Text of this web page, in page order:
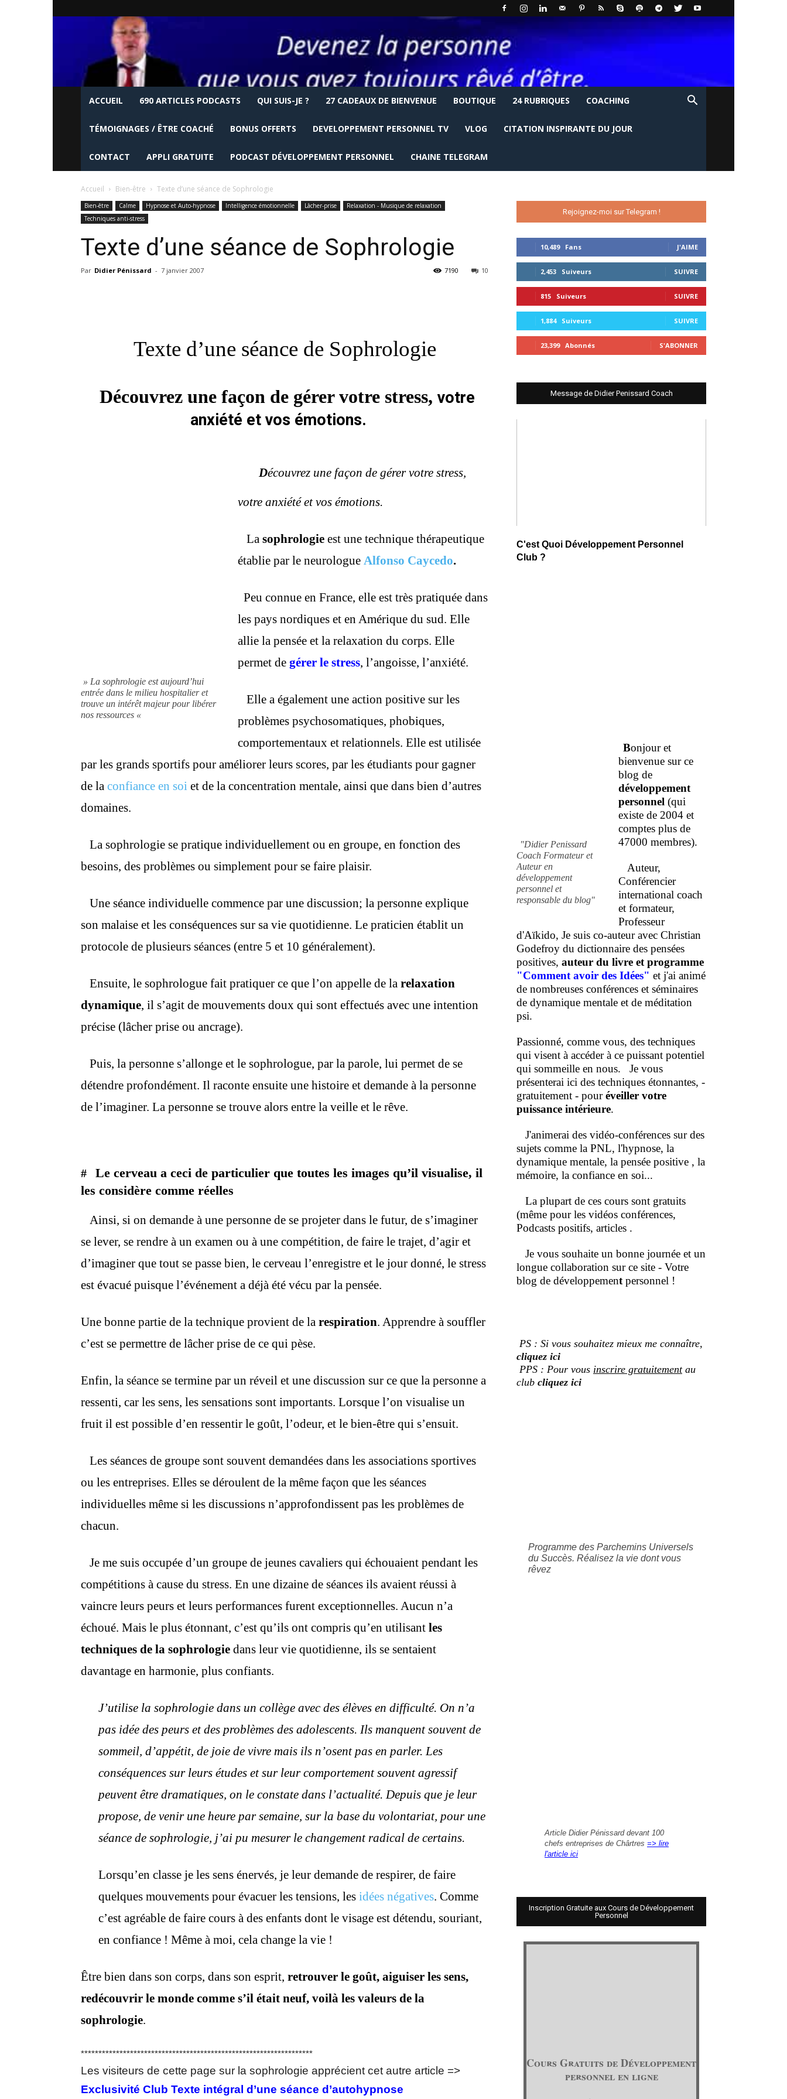
ACCUEIL 690 ARTICLES PODCASTS QUI SUIS-JE ? 27 CADEAUX DE BIENVENUE BOUTIQUE 24 RUBRIQUES COACHING
TÉMOIGNAGES / ÊTRE COACHÉ BONUS OFFERTS DEVELOPPEMENT PERSONNEL TV VLOG CITATION INSPIRANTE DU JOUR
CONTACT APPLI GRATUITE PODCAST DÉVELOPPEMENT PERSONNEL CHAINE TELEGRAM
Accueil Bien-être Texte d’une séance de Sophrologie
Bien-être Calme Hypnose et Auto-hypnose Intelligence émotionnelle Lâcher-prise
Relaxation - Musique de relaxation
Techniques anti-stress
Texte d’une séance de Sophrologie
Par Didier Pénissard - 7 janvier 2007 10
7190
Texte d’une séance de Sophrologie
Découvrez une façon de gérer votre stress, votre
anxiété et vos émotions.
» La sophrologie est aujourd’hui
entrée dans le milieu hospitalier et
trouve un intérêt majeur pour libérer
nos ressources «
Découvrez une façon de gérer votre stress,
votre anxiété et vos émotions.
La sophrologie est une technique thérapeutique
établie par le neurologue Alfonso Caycedo.
Peu connue en France, elle est très pratiquée dans
les pays nordiques et en Amérique du sud. Elle
allie la pensée et la relaxation du corps. Elle
permet de gérer le stress, l’angoisse, l’anxiété.
Elle a également une action positive sur les
problèmes psychosomatiques, phobiques,
comportementaux et relationnels. Elle est utilisée
par les grands sportifs pour améliorer leurs scores, par les étudiants pour gagner
de la confiance en soi et de la concentration mentale, ainsi que dans bien d’autres
domaines.
La sophrologie se pratique individuellement ou en groupe, en fonction des
besoins, des problèmes ou simplement pour se faire plaisir.
Une séance individuelle commence par une discussion; la personne explique
son malaise et les conséquences sur sa vie quotidienne. Le praticien établit un
protocole de plusieurs séances (entre 5 et 10 généralement).
Ensuite, le sophrologue fait pratiquer ce que l’on appelle de la relaxation
dynamique, il s’agit de mouvements doux qui sont effectués avec une intention
précise (lâcher prise ou ancrage).
Puis, la personne s’allonge et le sophrologue, par la parole, lui permet de se
détendre profondément. Il raconte ensuite une histoire et demande à la personne
de l’imaginer. La personne se trouve alors entre la veille et le rêve.
# Le cerveau a ceci de particulier que toutes les images qu’il visualise, il
les considère comme réelles
Ainsi, si on demande à une personne de se projeter dans le futur, de s’imaginer
se lever, se rendre à un examen ou à une compétition, de faire le trajet, d’agir et
d’imaginer que tout se passe bien, le cerveau l’enregistre et le jour donné, le stress
est évacué puisque l’événement a déjà été vécu par la pensée.
Une bonne partie de la technique provient de la respiration. Apprendre à souffler
c’est se permettre de lâcher prise de ce qui pèse.
Enfin, la séance se termine par un réveil et une discussion sur ce que la personne a
ressenti, car les sens, les sensations sont importants. Lorsque l’on visualise un
fruit il est possible d’en ressentir le goût, l’odeur, et le bien-être qui s’ensuit.
Les séances de groupe sont souvent demandées dans les associations sportives
ou les entreprises. Elles se déroulent de la même façon que les séances
individuelles même si les discussions n’approfondissent pas les problèmes de
chacun.
Je me suis occupée d’un groupe de jeunes cavaliers qui échouaient pendant les
compétitions à cause du stress. En une dizaine de séances ils avaient réussi à
vaincre leurs peurs et leurs performances furent exceptionnelles. Aucun n’a
échoué. Mais le plus étonnant, c’est qu’ils ont compris qu’en utilisant les
techniques de la sophrologie dans leur vie quotidienne, ils se sentaient
davantage en harmonie, plus confiants.
J’utilise la sophrologie dans un collège avec des élèves en difficulté. On n’a
pas idée des peurs et des problèmes des adolescents. Ils manquent souvent de
sommeil, d’appétit, de joie de vivre mais ils n’osent pas en parler. Les
conséquences sur leurs études et sur leur comportement souvent agressif
peuvent être dramatiques, on le constate dans l’actualité. Depuis que je leur
propose, de venir une heure par semaine, sur la base du volontariat, pour une
séance de sophrologie, j’ai pu mesurer le changement radical de certains.
Lorsqu’en classe je les sens énervés, je leur demande de respirer, de faire
quelques mouvements pour évacuer les tensions, les idées négatives. Comme
c’est agréable de faire cours à des enfants dont le visage est détendu, souriant,
en confiance ! Même à moi, cela change la vie !
Être bien dans son corps, dans son esprit, retrouver le goût, aiguiser les sens,
redécouvrir le monde comme s’il était neuf, voilà les valeurs de la
sophrologie.
******************************************************************
Les visiteurs de cette page sur la sophrologie apprécient cet autre article =>
Exclusivité Club Texte intégral d’une séance d’autohypnose
Rejoignez-moi sur Telegram !
10,489 Fans J'AIME
2,453 Suiveurs SUIVRE
815 Suiveurs SUIVRE
1,884 Suiveurs SUIVRE
23,399 Abonnés S'ABONNER
Message de Didier Penissard Coach
C'est Quoi Développement Personnel
Club ?
"Didier Penissard
Coach Formateur et
Auteur en
développement
personnel et
responsable du blog"
Bonjour et
bienvenue sur ce
blog de
développement
personnel (qui
existe de 2004 et
comptes plus de
47000 membres).
Auteur,
Conférencier
international coach
et formateur,
Professeur
d'Aïkido, Je suis co-auteur avec Christian
Godefroy du dictionnaire des pensées
positives, auteur du livre et programme
"Comment avoir des Idées" et j'ai animé
de nombreuses conférences et séminaires
de dynamique mentale et de méditation
psi.
Passionné, comme vous, des techniques
qui visent à accéder à ce puissant potentiel
qui sommeille en nous. Je vous
présenterai ici des techniques étonnantes, -
gratuitement - pouréveiller votre
puissance intérieure.
J'animerai des vidéo-conférences sur des
sujets comme la PNL, l'hypnose, la
dynamique mentale, la pensée positive , la
mémoire, la confiance en soi...
La plupart de ces cours sont gratuits
(même pour les vidéos conférences,
Podcasts positifs, articles .
Je vous souhaite un bonne journée et un
longue collaboration sur ce site - Votre
blog de développement personnel !
PS : Si vous souhaitez mieux me connaître,
cliquez ici
PPS : Pour vous inscrire gratuitementau
club cliquez ici
Programme des Parchemins Universels
du Succès. Réalisez la vie dont vous
rêvez
Article Didier Pénissard devant 100
chefs entreprises de Chârtres => lire
l'article ici
Inscription Gratuite aux Cours de Développement
Personnel
Cours Gratuits de Développement
personnel en ligne